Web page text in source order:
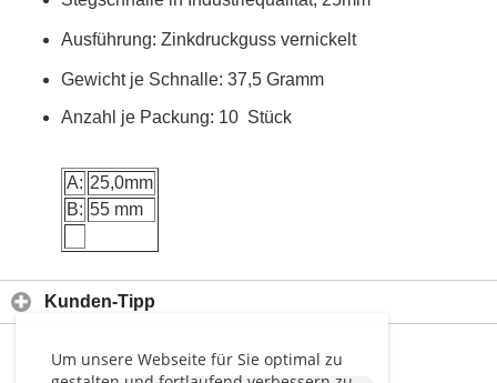
Um unsere Webseite für Sie optimal zu
Ausführung: Zinkdruckguss vernickelt
Gewicht je Schnalle: 37,5 Gramm
Anzahl je Packung: 10 Stück
A: 25,0mm
B: 55 mm
Kunden-Tipp